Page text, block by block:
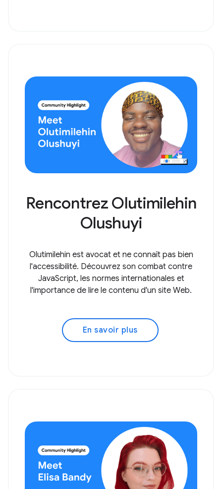
Rencontrez Olutimilehin
Olushuyi
Olutimilehin est avocat et ne connaît pas bien
l'accessibilité. Découvrez son combat contre
JavaScript, les normes internationales et
l'importance de lire le contenu d'un site Web.
En savoir plus